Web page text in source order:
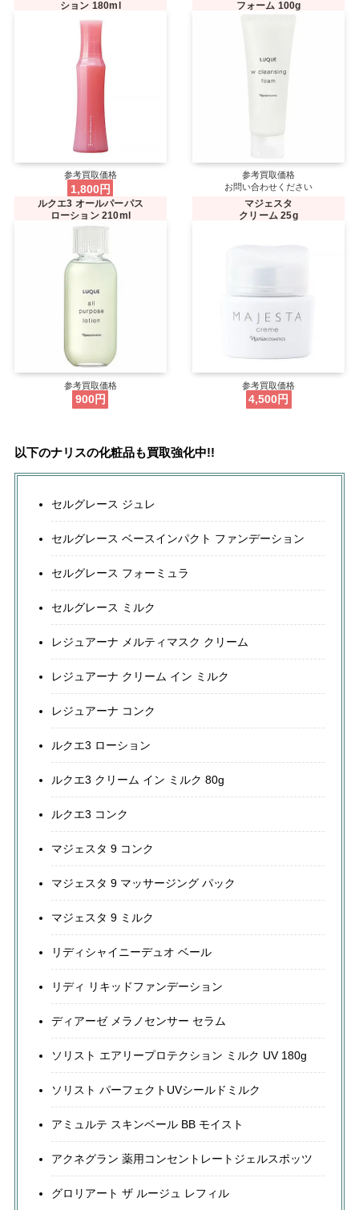
ション 180ml
参考買取価格
1,800円
フォーム 100g
参考買取価格
お問い合わせください
ルクエ3 オールパーパス
ローション 210ml
参考買取価格
900円
マジェスタ
クリーム 25g
参考買取価格
4,500円
以下のナリスの化粧品も買取強化中!!
セルグレース ジュレ
セルグレース ベースインパクト ファンデーション
セルグレース フォーミュラ
セルグレース ミルク
レジュアーナ メルティマスク クリーム
レジュアーナ クリーム イン ミルク
レジュアーナ コンク
ルクエ3 ローション
ルクエ3 クリーム イン ミルク 80g
ルクエ3 コンク
マジェスタ 9 コンク
マジェスタ 9 マッサージング パック
マジェスタ 9 ミルク
リディシャイニーデュオ ベール
リディ リキッドファンデーション
ディアーゼ メラノセンサー セラム
ソリスト エアリープロテクション ミルク UV 180g
ソリスト パーフェクトUVシールドミルク
アミュルテ スキンベール BB モイスト
アクネグラン 薬用コンセントレートジェルスポッツ
グロリアート ザ ルージュ レフィル